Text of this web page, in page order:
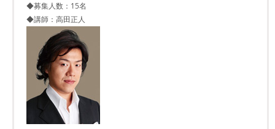
◆募集人数：15名
◆講師：高田正人